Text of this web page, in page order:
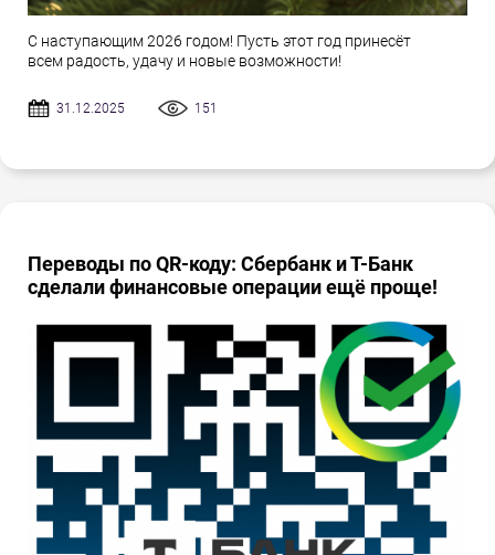
С наступающим 2026 годом! Пусть этот год принесёт
всем радость, удачу и новые возможности!
31.12.2025 151
Переводы по QR-коду: Сбербанк и Т-Банк
сделали финансовые операции ещё проще!